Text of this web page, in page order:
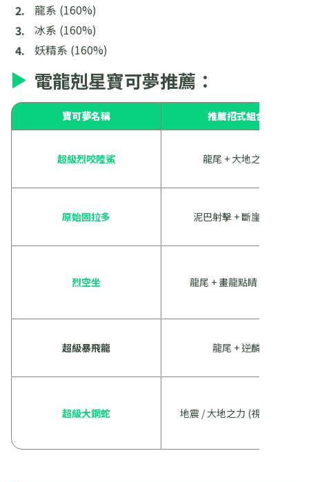
龍系 (160%)
冰系 (160%)
妖精系 (160%)
電龍剋星寶可夢推薦：
寶可夢名稱 推薦招式組合
超級烈咬陸鯊 龍尾 + 大地之力
原始固拉多 泥巴射擊 + 斷崖之劍
烈空坐 龍尾 + 畫龍點睛 / 逆麟
超級暴飛龍 龍尾 + 逆麟
超級大鋼蛇 地震 / 大地之力 (視技能組)